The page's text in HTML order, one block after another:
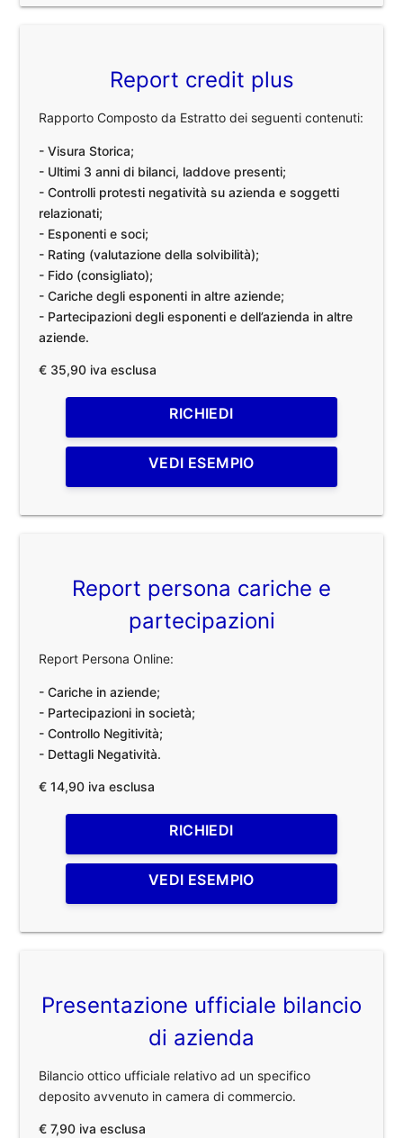
Report credit plus
Rapporto Composto da Estratto dei seguenti contenuti:
- Visura Storica;
- Ultimi 3 anni di bilanci, laddove presenti;
- Controlli protesti negatività su azienda e soggetti
relazionati;
- Esponenti e soci;
- Rating (valutazione della solvibilità);
- Fido (consigliato);
- Cariche degli esponenti in altre aziende;
- Partecipazioni degli esponenti e dell’azienda in altre
aziende.
€ 35,90 iva esclusa
RICHIEDI
VEDI ESEMPIO
Report persona cariche e
partecipazioni
Report Persona Online:
- Cariche in aziende;
- Partecipazioni in società;
- Controllo Negitività;
- Dettagli Negatività.
€ 14,90 iva esclusa
RICHIEDI
VEDI ESEMPIO
Presentazione ufficiale bilancio
di azienda
Bilancio ottico ufficiale relativo ad un specifico
deposito avvenuto in camera di commercio.
€ 7,90 iva esclusa